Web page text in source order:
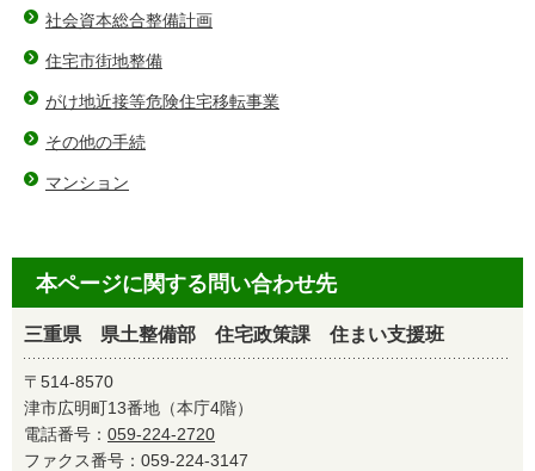
社会資本総合整備計画
住宅市街地整備
がけ地近接等危険住宅移転事業
その他の手続
マンション
本ページに関する問い合わせ先
三重県 県土整備部 住宅政策課 住まい支援班
〒514-8570
津市広明町13番地（本庁4階）
電話番号： 059-224-2720
ファクス番号：059-224-3147